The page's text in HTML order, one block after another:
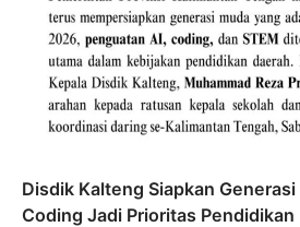
Disdik Kalteng Siapkan
Coding Jadi Prioritas